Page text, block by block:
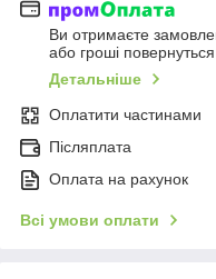
Ви отримаєте
або гроші
Детальніше
Оплатити частинами
Післяплата
Оплата на рахунок
Всі умови оплати